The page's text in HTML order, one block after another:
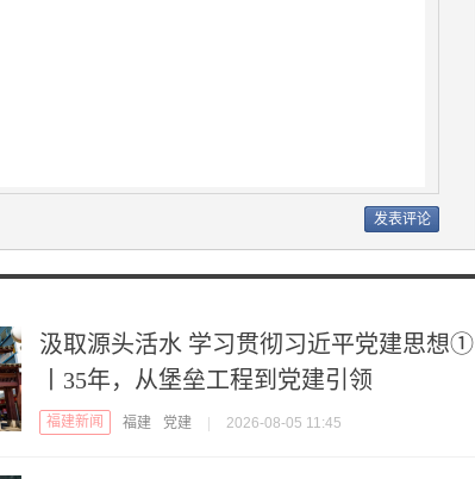
汲取源头活水 学习贯彻习近平党建思想①
丨35年，从堡垒工程到党建引领
福建新闻 福建 党建 2026-08-05 11:45